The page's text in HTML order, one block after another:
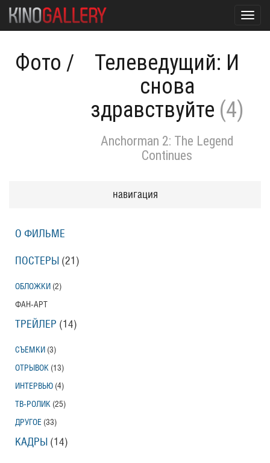
Фото /
Телеведущий: И
снова
здравствуйте (4)
Anchorman 2: The Legend
Continues
навигация
О ФИЛЬМЕ
ПОСТЕРЫ (21)
ОБЛОЖКИ (2)
ФАН-АРТ
ТРЕЙЛЕР (14)
СЪЕМКИ (3)
ОТРЫВОК (13)
ИНТЕРВЬЮ (4)
ТВ-РОЛИК (25)
ДРУГОЕ (33)
КАДРЫ (14)